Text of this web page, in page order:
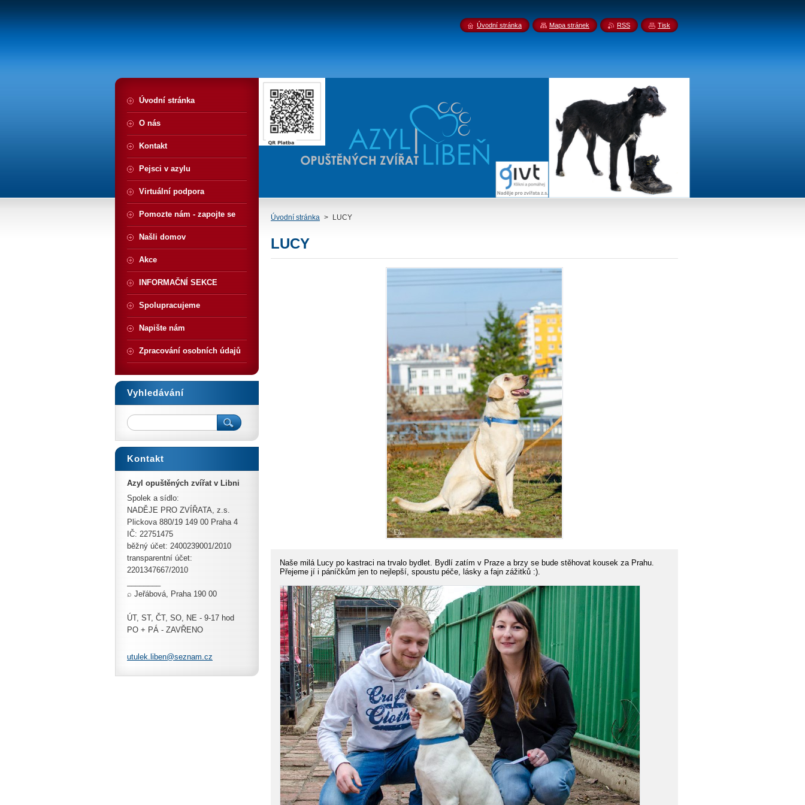
Úvodní stránka > LUCY
LUCY
Naše milá Lucy po kastraci na trvalo bydlet. Bydlí zatím v Praze a brzy se bude stěhovat kousek za Prahu.
Přejeme jí i páníčkům jen to nejlepší, spoustu péče, lásky a fajn zážitků :).
Úvodní stránka
O nás
Kontakt
Pejsci v azylu
Virtuální podpora
Pomozte nám - zapojte se
Našli domov
Akce
INFORMAČNÍ SEKCE
Spolupracujeme
Napište nám
Zpracování osobních údajů
Vyhledávání
Kontakt
Azyl opuštěných zvířat v Libni
Spolek a sídlo:
NADĚJE PRO ZVÍŘATA, z.s.
Plickova 880/19 149 00 Praha 4
IČ: 22751475
běžný účet: 2400239001/2010
transparentní účet:
2201347667/2010
⌕ Jeřábová, Praha 190 00
ÚT, ST, ČT, SO, NE - 9-17 hod
PO + PÁ - ZAVŘENO
utulek.l iben@seznam.cz
Úvodní stránka Mapa stránek RSS Tisk